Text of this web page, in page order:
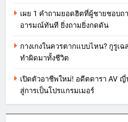
เผย 1 คำถามยอดฮิตที่ผู้ชายชอบ
อารมณ์ทันที ยิ่งถามยิ่งกดดัน
กางเกงในควรตากแบบไหน? กูรูเ
ทำผิดมาทั้งชีวิต
เปิดตัวอาชีพใหม่! อดีตดารา AV
สู่การเป็นโปรแกรมเมอร์